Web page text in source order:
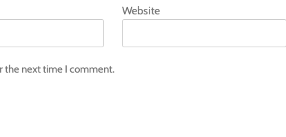
Website
the next time I comment.